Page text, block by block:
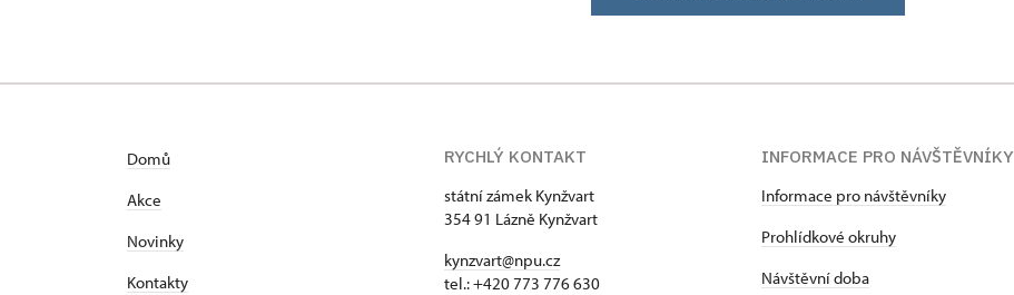
Domů
Akce
Novinky
Kontakty
RYCHLÝ KONTAKT
státní zámek Kynžvart
354 91 Lázně Kynžvart
kynzvart@npu.cz
tel.: +420 773 776 630
INFORMACE PRO NÁVŠTĚVNÍKY
Informace pro návštěvníky
Prohlídkové okruhy
Návštěvní doba